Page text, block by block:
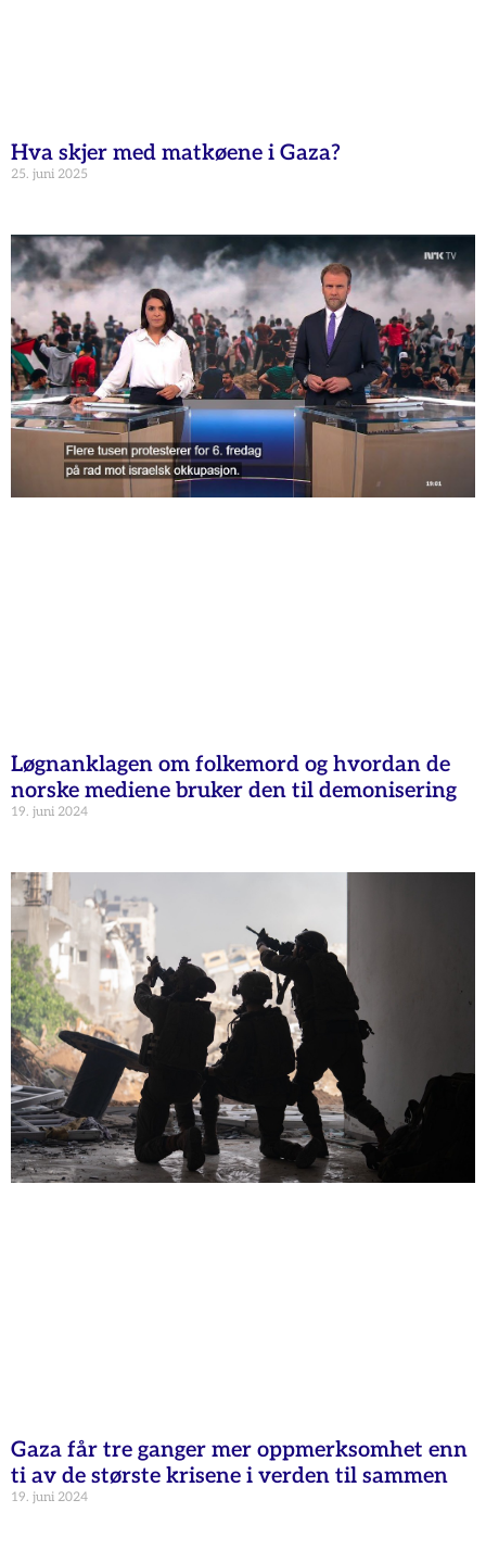
Hva skjer med matkøene i Gaza?
25. juni 2025
Løgnanklagen om folkemord og hvordan de
norske mediene bruker den til demonisering
19. juni 2024
Gaza får tre ganger mer oppmerksomhet enn
ti av de største krisene i verden til sammen
19. juni 2024